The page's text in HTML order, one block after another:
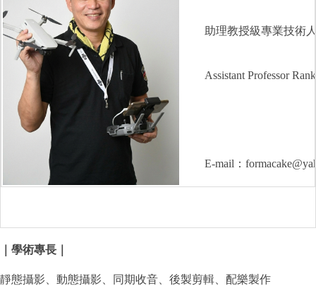
助理教授級專業技術
Assistant Professor
E-mail：
｜學術專長｜
靜態攝影、動態攝影、同期收音、後製剪輯、配樂製作